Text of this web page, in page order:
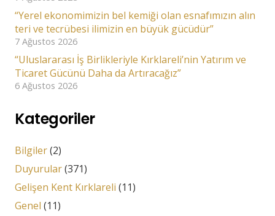
“Yerel ekonomimizin bel kemiği olan esnafımızın alın
teri ve tecrübesi ilimizin en büyük gücüdür”
7 Ağustos 2026
“Uluslararası İş Birlikleriyle Kırklareli’nin Yatırım ve
Ticaret Gücünü Daha da Artıracağız”
6 Ağustos 2026
Kategoriler
Bilgiler(2)
Duyurular(371)
Gelişen Kent Kırklareli (11)
Genel (11)